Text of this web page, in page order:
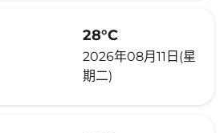
28°C
2026年08月11日(星
期二)